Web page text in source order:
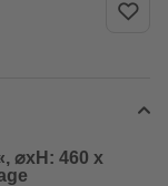
⌀xH: 460 x